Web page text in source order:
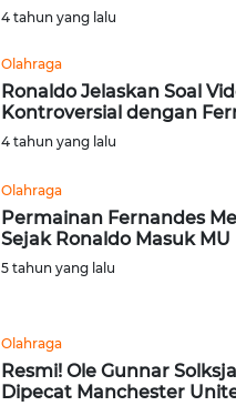
4 tahun yang lalu
Olahraga
Ronaldo Jelaskan Soal
Kontroversial dengan
4 tahun yang lalu
Olahraga
Permainan Fernandes
Sejak Ronaldo Masuk MU
5 tahun yang lalu
Olahraga
Resmi! Ole Gunnar
Dipecat Manchester